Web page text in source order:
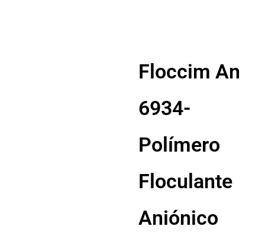
Floccim An
6934-
Polímero
Floculante
Aniónico